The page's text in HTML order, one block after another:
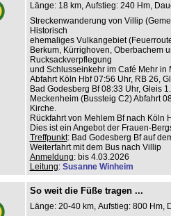
Länge: 18 km, Aufstieg: 240 Hm,
Streckenwanderung von Villip
Historisch
ehemaliges Vulkangebiet
Berkum, Kürrighoven, Oberbachem
Rucksackverpflegung
und Schlusseinkehr im Café Mehr in
Abfahrt Köln Hbf 07:56 Uhr, RB 26,
Bad Godesberg Bf 08:33 Uhr, Gleis
Meckenheim (Bussteig C2) Abfahrt
Kirche.
Rückfahrt von Mehlem Bf nach Köln
Dies ist ein Angebot der Frauen-
Treffpunkt: Bad Godesberg Bf auf
Weiterfahrt mit dem Bus nach Villip
Anmeldung: bis 4.03.2026
Leitung: Susanne Winheim
So weit die Füße tragen ...
Länge: 20-40 km, Aufstieg: 800 Hm,